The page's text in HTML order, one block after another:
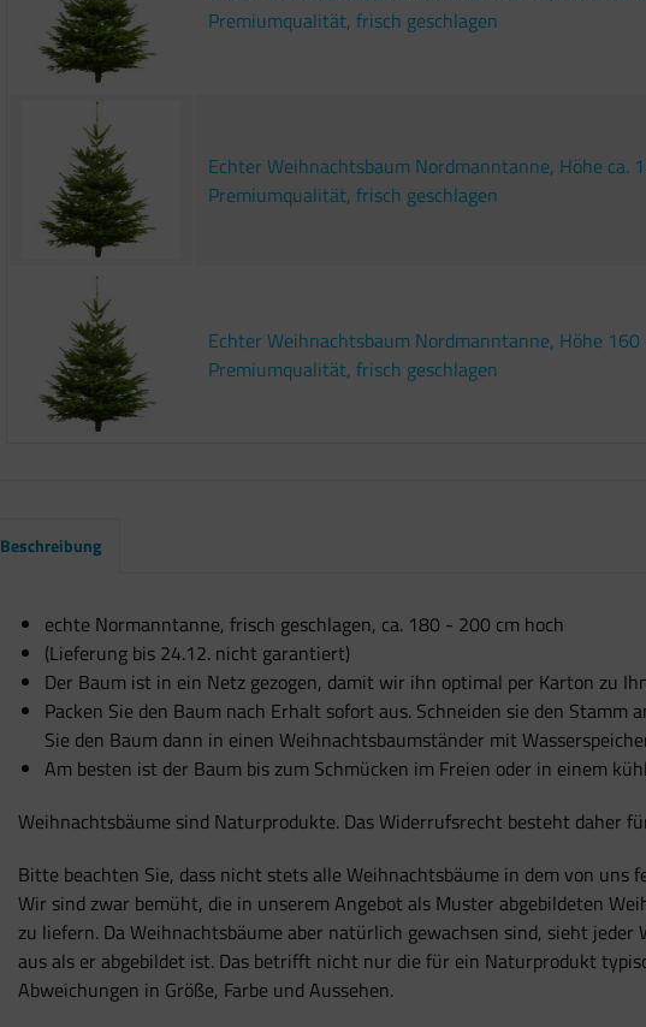
Premiumqualität, frisch geschlagen
Echter Weihnachtsbaum Nordmanntanne, Höhe ca.
Premiumqualität, frisch geschlagen
Echter Weihnachtsbaum Nordmanntanne, Höhe
Premiumqualität, frisch geschlagen
Beschreibung
echte Normanntanne, frisch geschlagen, ca. 180 - 200 cm hoch
(Lieferung bis 24.12. nicht garantiert)
Der Baum ist in ein Netz gezogen, damit wir ihn optimal per Karton zu
Packen Sie den Baum nach Erhalt sofort aus. Schneiden sie den Stamm
Sie den Baum dann in einen Weihnachtsbaumständer mit
Am besten ist der Baum bis zum Schmücken im Freien oder in einem
Weihnachtsbäume sind Naturprodukte. Das Widerrufsrecht besteht daher
Bitte beachten Sie, dass nicht stets alle Weihnachtsbäume in dem von uns
Wir sind zwar bemüht, die in unserem Angebot als Muster abgebildeten
zu liefern. Da Weihnachtsbäume aber natürlich gewachsen sind, sieht
aus als er abgebildet ist. Das betrifft nicht nur die für ein Naturprodukt
Abweichungen in Größe, Farbe und Aussehen.